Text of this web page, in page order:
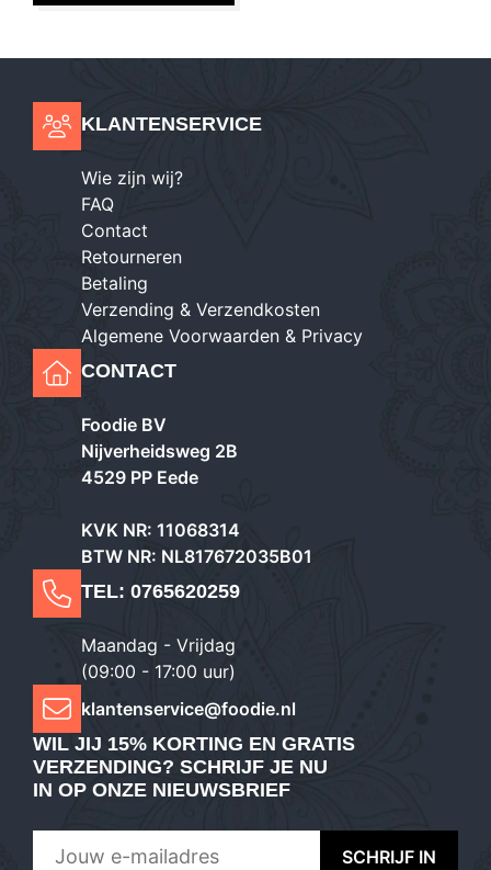
KLANTENSERVICE
Wie zijn wij?
FAQ
Contact
Retourneren
Betaling
Verzending & Verzendkosten
Algemene Voorwaarden & Privacy
CONTACT
Foodie BV
Nijverheidsweg 2B
4529 PP Eede
KVK NR: 11068314
BTW NR: NL817672035B01
TEL: 0765620259
Maandag - Vrijdag
(09:00 - 17:00 uur)
klantenservice@foodie.nl
WIL JIJ 15% KORTING EN GRATIS
VERZENDING? SCHRIJF JE NU
IN OP ONZE NIEUWSBRIEF